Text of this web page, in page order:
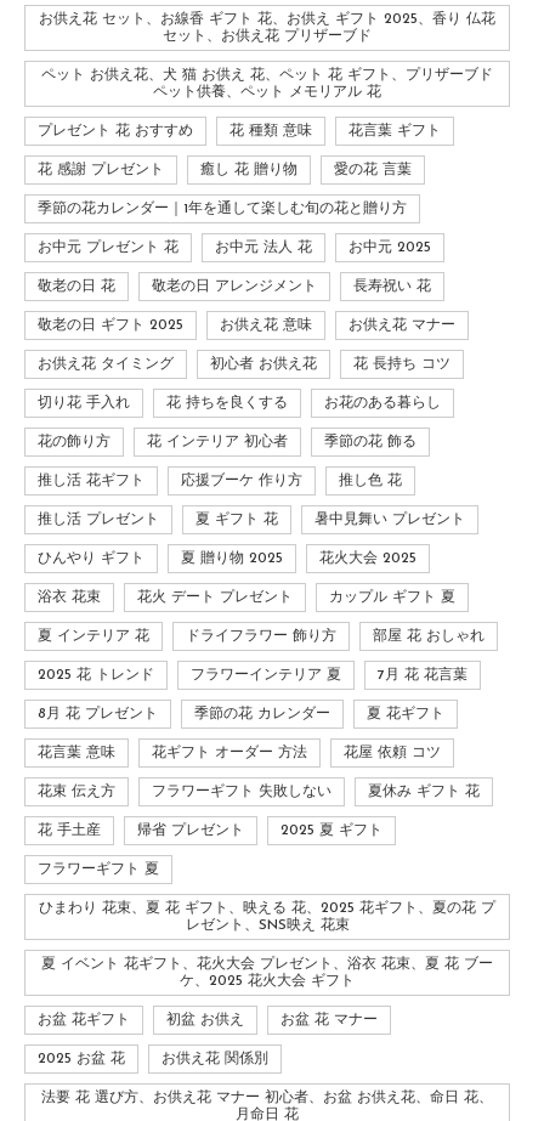
お供え花 セット、お線香 ギフト 花、お供え ギフト 2025、香り 仏花
セット、お供え花 プリザーブド
ペット お供え花、犬 猫 お供え 花、ペット 花 ギフト、プリザーブド
ペット供養、ペット メモリアル 花
プレゼント 花 おすすめ 花 種類 意味 花言葉 ギフト
花 感謝 プレゼント 癒し 花 贈り物 愛の花 言葉
季節の花カレンダー｜1年を通して楽しむ旬の花と贈り方
お中元 プレゼント 花 お中元 法人 花 お中元 2025
敬老の日 花 敬老の日 アレンジメント 長寿祝い 花
敬老の日 ギフト 2025 お供え花 意味 お供え花 マナー
お供え花 タイミング 初心者 お供え花 花 長持ち コツ
切り花 手入れ 花 持ちを良くする お花のある暮らし
花の飾り方 花 インテリア 初心者 季節の花 飾る
推し活 花ギフト 応援ブーケ 作り方 推し色 花
推し活 プレゼント 夏 ギフト 花 暑中見舞い プレゼント
ひんやり ギフト 夏 贈り物 2025 花火大会 2025
浴衣 花束 花火 デート プレゼント カップル ギフト 夏
夏 インテリア 花 ドライフラワー 飾り方 部屋 花 おしゃれ
2025 花 トレンド フラワーインテリア 夏 7月 花 花言葉
8月 花 プレゼント 季節の花 カレンダー 夏 花ギフト
花言葉 意味 花ギフト オーダー 方法 花屋 依頼 コツ
花束 伝え方 フラワーギフト 失敗しない 夏休み ギフト 花
花 手土産 帰省 プレゼント 2025 夏 ギフト
フラワーギフト 夏
ひまわり 花束、夏 花 ギフト、映える 花、2025 花ギフト、夏の花 プ
レゼント、SNS映え 花束
夏 イベント 花ギフト、花火大会 プレゼント、浴衣 花束、夏 花 ブー
ケ、2025 花火大会 ギフト
お盆 花ギフト 初盆 お供え お盆 花 マナー
2025 お盆 花 お供え花 関係別
法要 花 選び方、お供え花 マナー 初心者、お盆 お供え花、命日 花、
月命日 花